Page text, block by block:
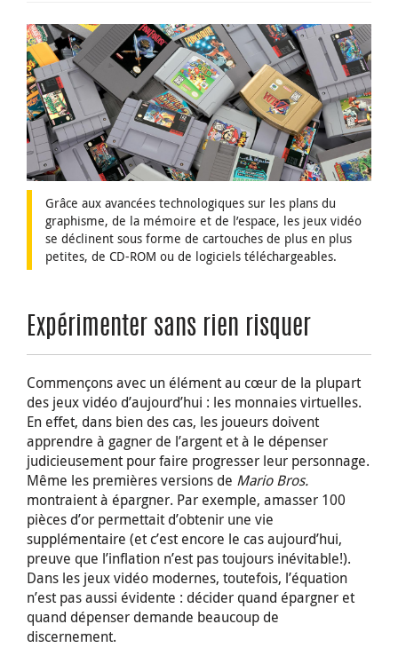
Grâce aux avancées technologiques sur les plans du
graphisme, de la mémoire et de l’espace, les jeux vidéo
se déclinent sous forme de cartouches de plus en plus
petites, de CD-ROM ou de logiciels téléchargeables.
Expérimenter sans rien risquer
Commençons avec un élément au cœur de la plupart
des jeux vidéo d’aujourd’hui : les monnaies virtuelles.
En effet, dans bien des cas, les joueurs doivent
apprendre à gagner de l’argent et à le dépenser
judicieusement pour faire progresser leur personnage.
Même les premières versions de Mario Bros.
montraient à épargner. Par exemple, amasser 100
pièces d’or permettait d’obtenir une vie
supplémentaire (et c’est encore le cas aujourd’hui,
preuve que l’inflation n’est pas toujours inévitable!).
Dans les jeux vidéo modernes, toutefois, l’équation
n’est pas aussi évidente : décider quand épargner et
quand dépenser demande beaucoup de
discernement.